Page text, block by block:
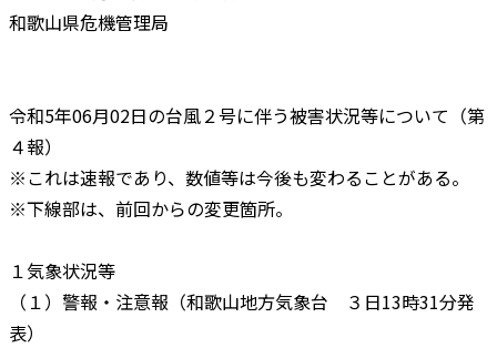
和歌山県危機管理局
令和5年06月02日の台風２号に伴う被害状況等について（第
４報）
※これは速報であり、数値等は今後も変わることがある。
※下線部は、前回からの変更箇所。
１気象状況等
（１）警報・注意報（和歌山地方気象台 ３日13時31分発
表）